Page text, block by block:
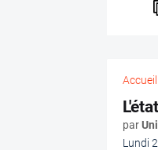
Accueil
par
Lundi